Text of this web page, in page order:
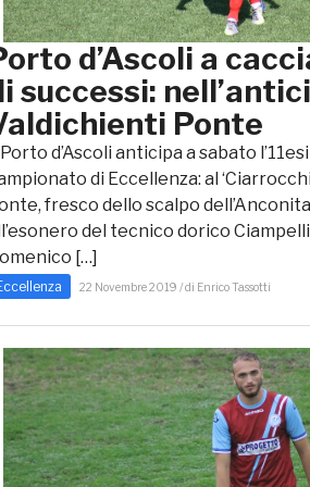
d’Ascoli a
successi:
Ponte
d’Ascoli anticipa a sabato
di Eccellenza: al
fresco dello scalpo
del tecnico dorico
[…]
22 Novembre 2019 / di Enrico Tassotti